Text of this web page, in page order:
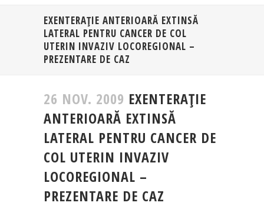
EXENTERAŢIE ANTERIOARĂ EXTINSĂ
LATERAL PENTRU CANCER DE COL
UTERIN INVAZIV LOCOREGIONAL –
PREZENTARE DE CAZ
26 NOV. 2009 EXENTERAŢIE
ANTERIOARĂ EXTINSĂ
LATERAL PENTRU CANCER DE
COL UTERIN INVAZIV
LOCOREGIONAL –
PREZENTARE DE CAZ